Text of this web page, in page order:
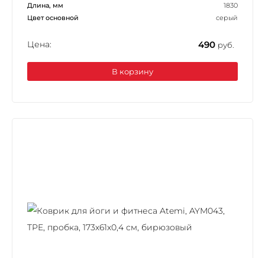
Длина, мм
1830
Цвет основной
серый
Цена: 490 руб.
В корзину